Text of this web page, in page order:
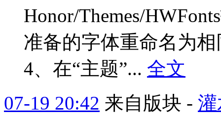
Honor/Themes/
准备的字体重命名为
4、在“主题”... 全文
07-19 20:42 来自版块 -